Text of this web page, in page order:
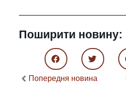
Поширити новину:
Попередня новина